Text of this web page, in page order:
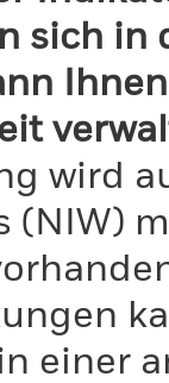
sich in
wird
(NIW)
einer